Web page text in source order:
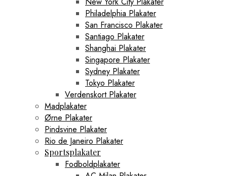
Philadelphia Plakater
San Francisco Plakater
Santiago Plakater
Shanghai Plakater
Singapore Plakater
Sydney Plakater
Tokyo Plakater
Verdenskort Plakater
Madplakater
Ørne Plakater
Pindsvine Plakater
Rio de Janeiro Plakater
Sportsplakater
Fodboldplakater